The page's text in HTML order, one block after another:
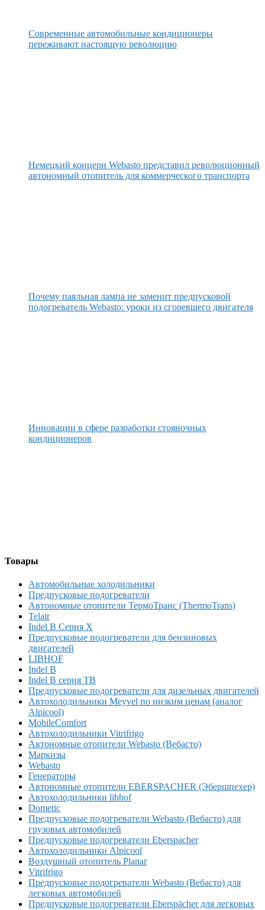
Современные автомобильные кондиционеры
переживают настоящую революцию
Немецкий концерн Webasto представил революционный
автономный отопитель для коммерческого транспорта
Почему паяльная лампа не заменит предпусковой
подогреватель Webasto: уроки из сгоревшего двигателя
Инновации в сфере разработки стояночных
кондиционеров
Товары
Автомобильные холодильники
Предпусковые подогреватели
Автономные отопители ТермоТранс (ThermoTrans)
Telair
Indel B Серия X
Предпусковые подогреватели для бензиновых
двигателей
LIBHOF
Indel B
Indel B серия TB
Предпусковые подогреватели для дизельных двигателей
Автохолодильники Meyvel по низким ценам (аналог
Alpicool)
MobileComfort
Автохолодильники Vitrifrigo
Автономные отопители Webasto (Вебасто)
Маркизы
Webasto
Генераторы
Автономные отопители EBERSPACHER (Эбершпехер)
Автохолодильники libhof
Dometic
Предпусковые подогреватели Webasto (Вебасто) для
грузовых автомобилей
Предпусковые подогреватели Eberspacher
Автохолодильники Alpicool
Воздушный отопитель Planar
Vitrifrigo
Предпусковые подогреватели Webasto (Вебасто) для
легковых автомобилей
Предпусковые подогреватели Eberspächer для легковых